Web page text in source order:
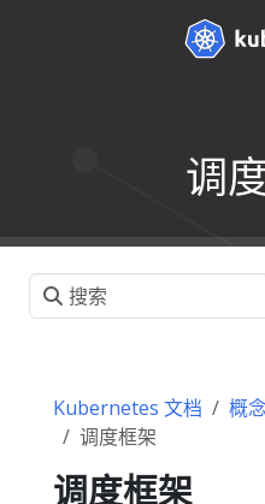
调
Kubernetes 文档 概
调度框架
调度框架